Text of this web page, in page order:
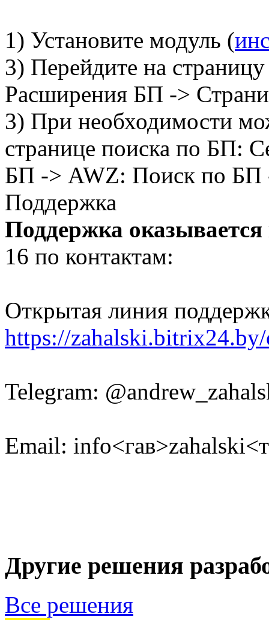
1) Установите модуль (
3) Перейдите на
Расширения БП ->
3) При необходимости
странице поиска по БП:
БП -> AWZ: Поиск по БП
Поддержка
Поддержка оказывается
16 по контактам:
Открытая линия
https://
Telegram:
Email:
Другие решения
Все решения